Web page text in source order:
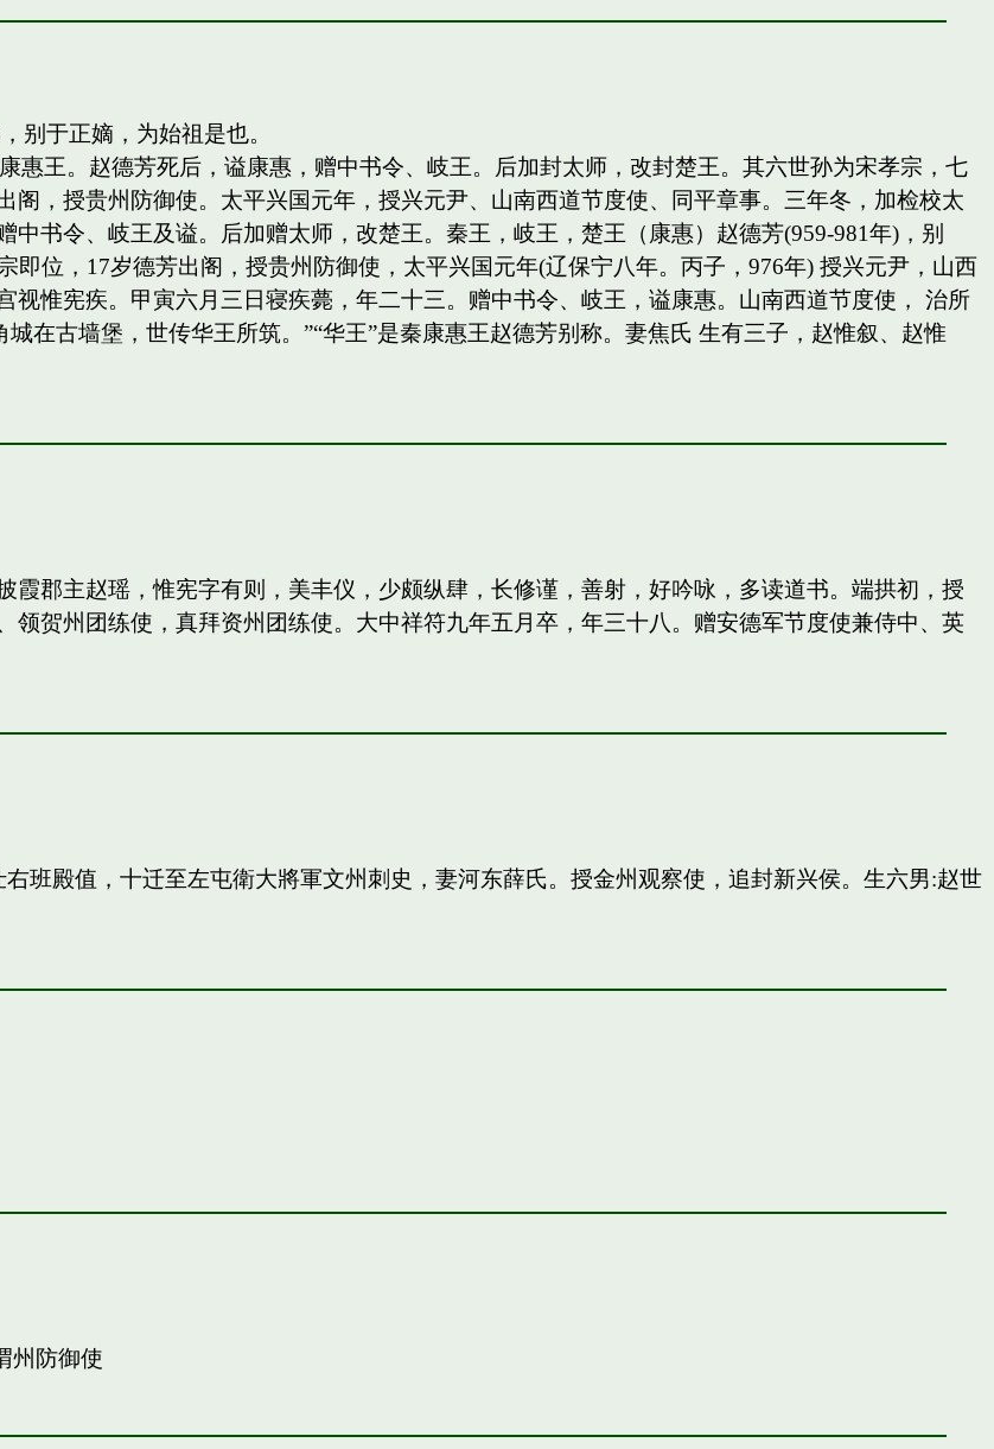
别于正嫡，为始祖是也。
惠王。赵德芳死后，谥康惠，赠中书令、岐王。后加封太师，改封楚王。其六世孙为宋孝宗，七
，授贵州防御使。太平兴国元年，授兴元尹、山南西道节度使、同平章事。三年冬，加检校太
书令、岐王及谥。后加赠太师，改楚王。秦王，岐王，楚王（康惠）赵德芳(959-981年)，别
即位，17岁德芳出阁，授贵州防御使，太平兴国元年(辽保宁八年。丙子，976年) 授兴元尹，山西
惟宪疾。甲寅六月三日寝疾薨，年二十三。赠中书令、岐王，谥康惠。山南西道节度使， 治所
在古墙堡，世传华王所筑。”“华王”是秦康惠王赵德芳别称。妻焦氏 生有三子，赵惟叙、赵惟
霞郡主赵瑶，惟宪字有则，美丰仪，少颇纵肆，长修谨，善射，好吟咏，多读道书。端拱初，授
贺州团练使，真拜资州团练使。大中祥符九年五月卒，年三十八。赠安德军节度使兼侍中、英
班殿值，十迁至左屯衛大將軍文州刺史，妻河东薛氏。授金州观察使，追封新兴侯。生六男:赵世
州防御使